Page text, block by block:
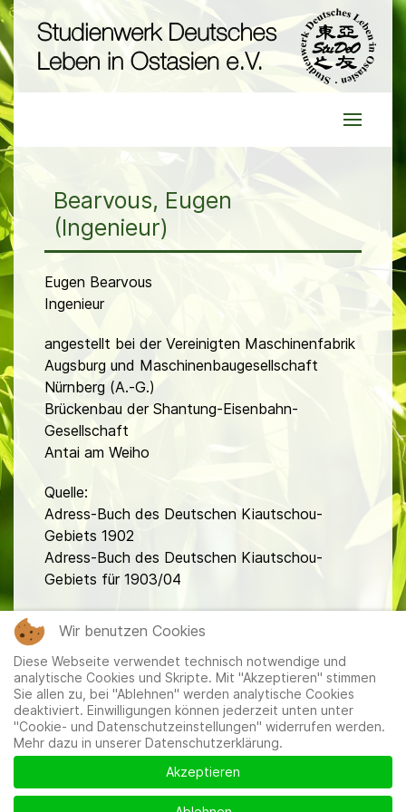
Bearvous, Eugen
(Ingenieur)
Eugen Bearvous
Ingenieur
angestellt bei der Vereinigten Maschinenfabrik
Augsburg und Maschinenbaugesellschaft
Nürnberg (A.-G.)
Brückenbau der Shantung-Eisenbahn-
Gesellschaft
Antai am Weiho
Quelle:
Adress-Buch des Deutschen Kiautschou-
Gebiets 1902
Adress-Buch des Deutschen Kiautschou-
Gebiets für 1903/04
Mitglieder|Impressum|Datenschutzerklärung|Cookie-
und Datenschutzeinstellungen
Wir benutzen Cookies
Diese Webseite verwendet technisch notwendige und
analytische Cookies und Skripte. Mit "Akzeptieren" stimmen
Sie allen zu, bei "Ablehnen" werden analytische Cookies
deaktiviert. Einwilligungen können jederzeit unten unter
"Cookie- und Datenschutzeinstellungen" widerrufen werden.
Mehr dazu in unserer Datenschutzerklärung.
Akzeptieren